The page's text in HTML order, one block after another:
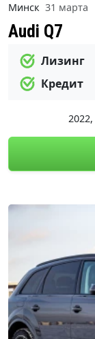
Минск 31 марта
Audi Q7
Лизинг
Кредит
2022,